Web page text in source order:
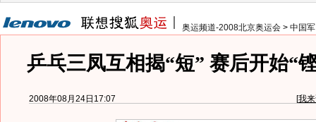
奥运频道-2008北京奥运会 > 中国
乒乓三凤互相揭“短” 赛后开始“
2008年08月24日17:07 [我